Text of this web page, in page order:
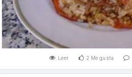
Leer 2 Me gusta